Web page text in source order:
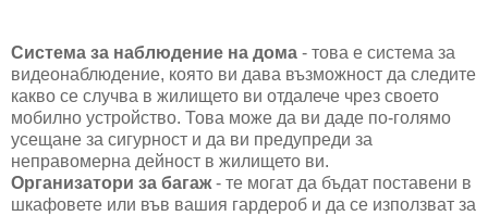
Система за наблюдение на дома - това е система за
видеонаблюдение, която ви дава възможност да следите
какво се случва в жилището ви отдалече чрез своето
мобилно устройство. Това може да ви даде по-голямо
усещане за сигурност и да ви предупреди за
неправомерна дейност в жилището ви.
Организатори за багаж- те могат да бъдат поставени в
шкафовете или във вашия гардероб и да се използват за